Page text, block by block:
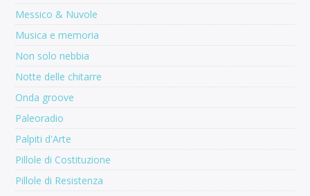
Messico & Nuvole
Musica e memoria
Non solo nebbia
Notte delle chitarre
Onda groove
Paleoradio
Palpiti d'Arte
Pillole di Costituzione
Pillole di Resistenza